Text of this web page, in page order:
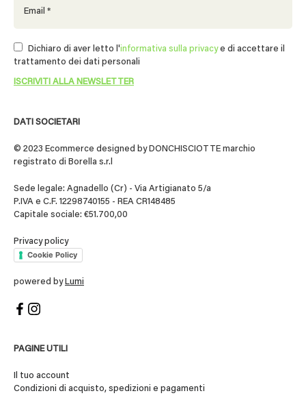
DATI SOCIETARI
© 2023 Ecommerce designed by DONCHISCIOTTE marchio
registrato di Borella s.r.l
Sede legale: Agnadello (Cr) - Via Artigianato 5/a
P.IVA e C.F. 12298740155 - REA CR148485
Capitale sociale: €51.700,00
Privacy policy
Cookie Policy
powered by Lumi
PAGINE UTILI
Il tuo account
Condizioni di acquisto, spedizioni e pagamenti
Dichiaro di aver letto l'informativa sulla privacye di accettare il
trattamento dei dati personali